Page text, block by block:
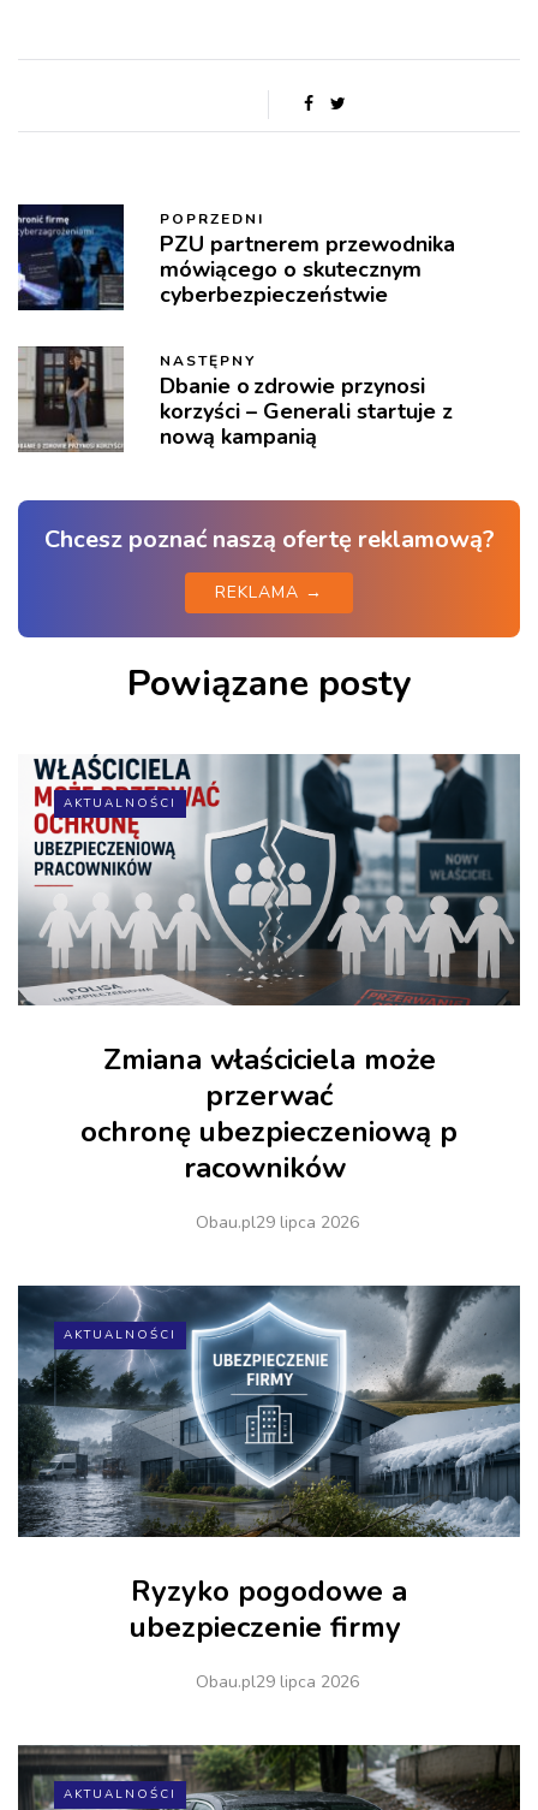
POPRZEDNI
PZU partnerem przewodnika
mówiącego o skutecznym
cyberbezpieczeństwie
NASTĘPNY
Dbanie o zdrowie przynosi
korzyści – Generali startuje z
nową kampanią
Chcesz poznać naszą ofertę reklamową?
REKLAMA →
Powiązane posty
AKTUALNOŚCI
Zmiana właściciela może
przerwać
ochronę ubezpieczeniową p
racowników
Obau.pl29 lipca 2026
AKTUALNOŚCI
Ryzyko pogodowe a
ubezpieczenie firmy
Obau.pl29 lipca 2026
AKTUALNOŚCI